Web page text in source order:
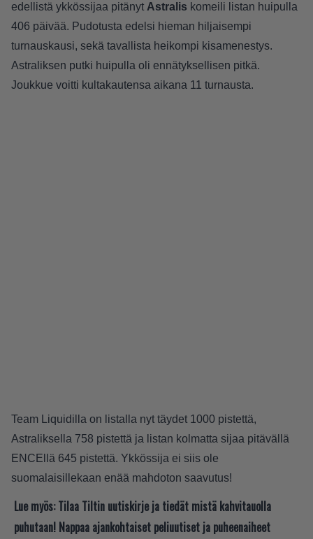
edellistä ykkössijaa pitänyt Astralis komeili listan huipulla
406 päivää. Pudotusta edelsi hieman hiljaisempi
turnauskausi, sekä tavallista heikompi kisamenestys.
Astraliksen putki huipulla oli ennätyksellisen pitkä.
Joukkue voitti kultakautensa aikana 11 turnausta.
Team Liquidilla on listalla nyt täydet 1000 pistettä,
Astraliksella 758 pistettä ja listan kolmatta sijaa pitävällä
ENCEllä 645 pistettä. Ykkössija ei siis ole
suomalaisillekaan enää mahdoton saavutus!
Lue myös: Tilaa Tiltin uutiskirje ja tiedät mistä kahvitauolla
puhutaan! Nappaa ajankohtaiset peliuutiset ja puheenaiheet